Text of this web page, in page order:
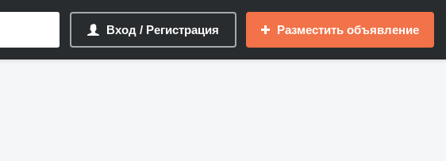
Вход / Регистрация Разместить объявление